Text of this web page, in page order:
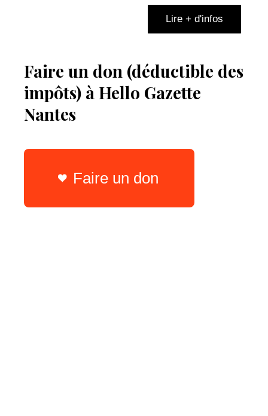
Lire + d'infos
Faire un don (déductible des
impôts) à Hello Gazette
Nantes
Faire un don